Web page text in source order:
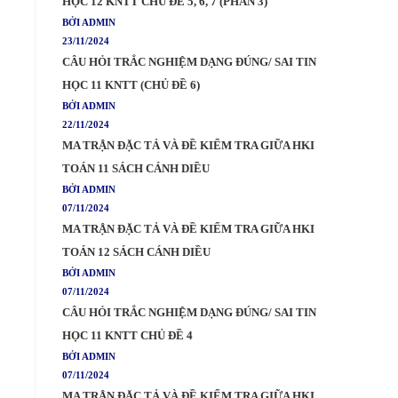
BỞI ADMIN
23/11/2024
CÂU HỎI TRẮC NGHIỆM DẠNG ĐÚNG/ SAI TIN
HỌC 11 KNTT (CHỦ ĐỀ 6)
BỞI ADMIN
22/11/2024
MA TRẬN ĐẶC TẢ VÀ ĐỀ KIỂM TRA GIỮA HKI
TOÁN 11 SÁCH CÁNH DIỀU
BỞI ADMIN
07/11/2024
MA TRẬN ĐẶC TẢ VÀ ĐỀ KIỂM TRA GIỮA HKI
TOÁN 12 SÁCH CÁNH DIỀU
BỞI ADMIN
07/11/2024
CÂU HỎI TRẮC NGHIỆM DẠNG ĐÚNG/ SAI TIN
HỌC 11 KNTT CHỦ ĐỀ 4
BỞI ADMIN
07/11/2024